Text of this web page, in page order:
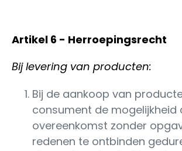
Artikel 6 - Herroepingsrecht
Bij levering van producten:
Bij de aankoop van
consument de mogelijkheid
overeenkomst zonder
redenen te ontbinden